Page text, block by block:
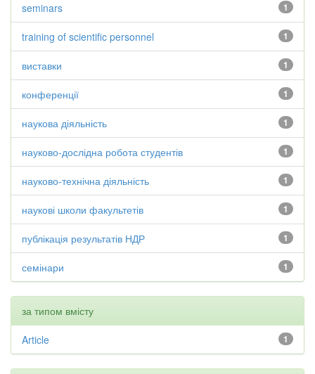
1
seminars
1
training of scientific personnel
1
виставки
1
конференції
1
наукова діяльність
1
науково-дослідна робота студентів
1
науково-технічна діяльність
1
наукові школи факультетів
1
публікація результатів НДР
1
семінари
за типом вмісту
1
Article